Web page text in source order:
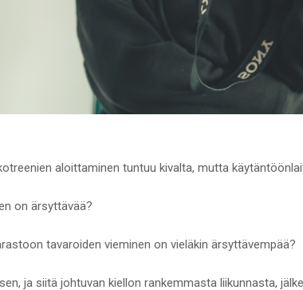
aloittaminen tuntuu kivalta, mutta
on ärsyttävää?
tavaroiden vieminen on vieläkin ärsyttävempää?
ja siitä johtuvan kiellon rankemmasta liikunnasta,